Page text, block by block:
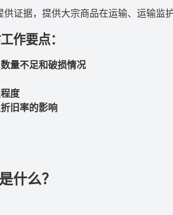
证据，提供大宗商品在运输、运输监
作要点：
量不足和破损情况
度
旧率的影响
什么？